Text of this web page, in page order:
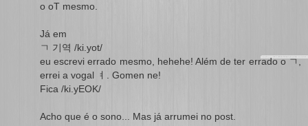
o oT mesmo.
Já em
ㄱ 기역 /ki.yot/
eu escrevi errado mesmo, hehehe! Além de ter errado o ㄱ,
errei a vogal ㅕ. Gomen ne!
Fica /ki.yEOK/
Acho que é o sono... Mas já arrumei no post.